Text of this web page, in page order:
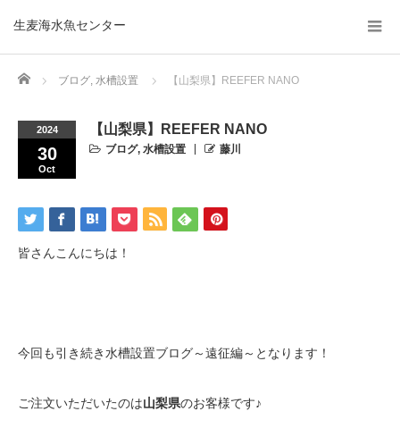
生麦海水魚センター
Home ブログ, 水槽設置 【山梨県】REEFER NANO
2024
30
Oct
【山梨県】REEFER NANO
ブログ, 水槽設置 藤川
皆さんこんにちは！
今回も引き続き水槽設置ブログ～遠征編～となります！
ご注文いただいたのは山梨県のお客様です♪